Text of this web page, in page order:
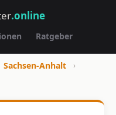
.online
Ratgeber
Sachsen-Anhalt
›